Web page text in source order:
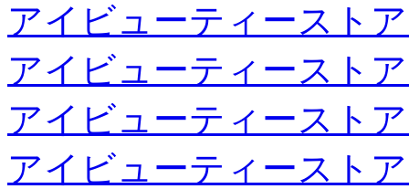
アイビューティースト
アイビューティースト
アイビューティースト
アイビューティースト